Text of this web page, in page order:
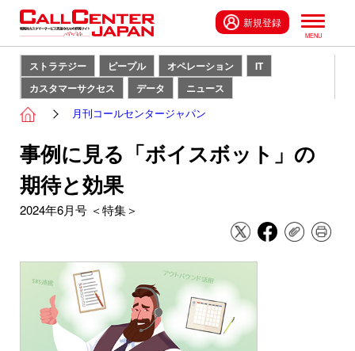
新規登録
ストラテジー ピープル オペレーション
IT
カスタマーサクセス
データ ニュース
月刊コールセンタージャパン
事例に見る「ボイスボット」の
期待と効果
2024年6月号 ＜特集＞